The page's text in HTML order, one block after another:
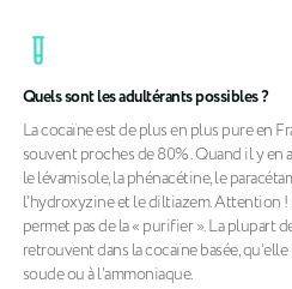
Quels sont les adultérants possibles ?
La cocaïne est de plus en plus pure en
souvent proches de 80% . Quand il y
le lévamisole, la phénacétine, le
l’hydroxyzine et le diltiazem. Attention !
permet pas de la « purifier ». La plupart
retrouvent dans la cocaïne basée,
soude ou à l’ammoniaque.